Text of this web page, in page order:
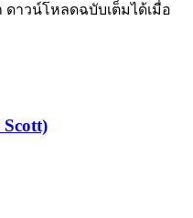
าวน์โหลดฉบับเต็มได้เมื่อ